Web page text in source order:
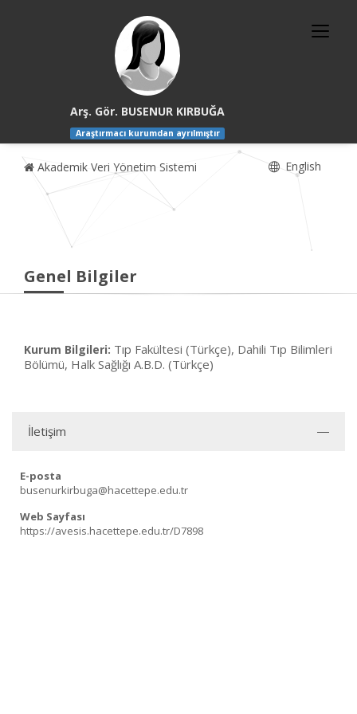
Arş. Gör. BUSENUR KIRBUĞA
Araştırmacı kurumdan ayrılmıştır
Akademik Veri Yönetim Sistemi English
Genel Bilgiler
Kurum Bilgileri: Tıp Fakültesi (Türkçe), Dahili Tıp Bilimleri
Bölümü, Halk Sağlığı A.B.D. (Türkçe)
İletişim
E-posta
busenurkirbuga@hacettepe.edu.tr
Web Sayfası
https://avesis.hacettepe.edu.tr/D7898